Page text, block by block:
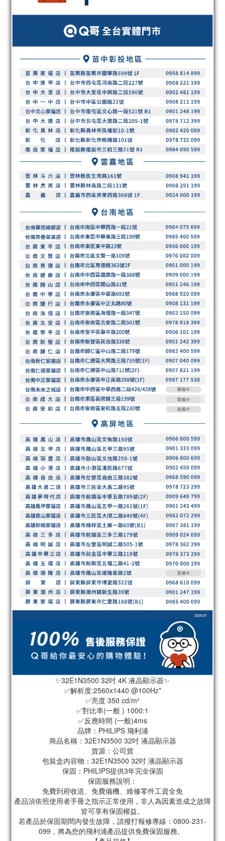
✨32E1N3500 32吋 4K 液晶顯示器✨
✅解析度:2560x1440 @100Hz*
✅亮度 350 cd/m²
✅對比率(一般 ) 1000:1
✅反應時間 (一般)4ms
品牌：PHILIPS 飛利浦
商品名稱：32E1N3500 32吋 液晶顯示器
貨源：公司貨
包裝盒內容物：32E1N3500 32吋 液晶顯示器
保固：PHILIPS提供3年完全保固
保固服務說明：
免費到府收送、免費備機、維修零件工資全免
產品須依照使用者手冊之指示正常使用，非人為因素造成之故障
皆可享有保固權益。
若產品於保固期間內發生故障，請撥打報修專線：0800-231-
099，將為您的飛利浦產品提供免費保固服務。